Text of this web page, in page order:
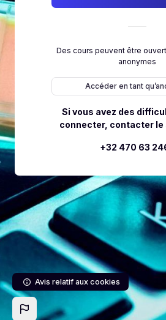
Des cours peuvent être
anonymes
Accéder en tant
Si vous avez des
connecter, contacter le
+32 470 63
Avis relatif aux cookies